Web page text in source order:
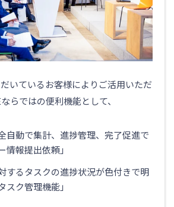
いているお客様によりご活用いただ
らではの便利機能として、
自動で集計、進捗管理、完了促進で
情報提出依頼」
するタスクの進捗状況が色付きで明
スク管理機能」